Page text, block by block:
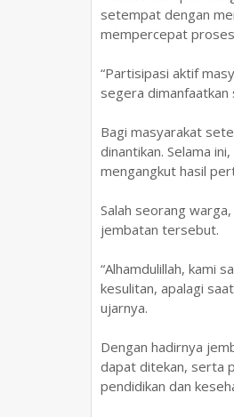
setempat dengan
mempercepat
“Partisipasi aktif
segera dimanfaatkan
Bagi masyarakat
dinantikan. Selama
mengangkut hasil
Salah seorang
jembatan tersebut.
“Alhamdulillah, kami
kesulitan, apalagi
ujarnya.
Dengan hadirnya
dapat ditekan, serta
pendidikan dan